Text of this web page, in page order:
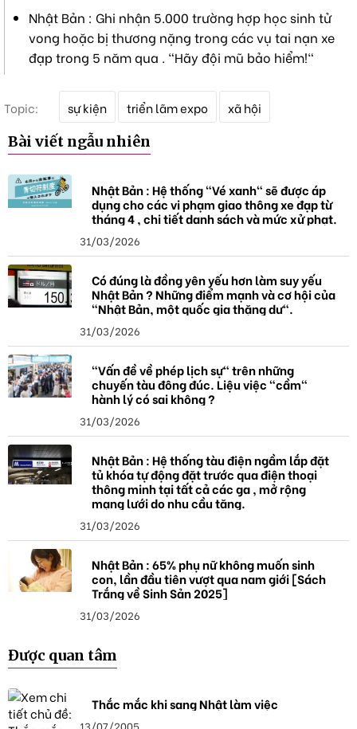
Nhật Bản : Ghi nhận 5.000 trường hợp học sinh tử
vong hoặc bị thương nặng trong các vụ tai nạn xe
đạp trong 5 năm qua . "Hãy đội mũ bảo hiểm!"
Topic:
h
a
sự kiện triển lãm expo xã hội
Bài viết ngẫu nhiên
Nhật Bản : Hệ thống "Vé xanh" sẽ được áp
dụng cho các vi phạm giao thông xe đạp từ
tháng 4 , chi tiết danh sách và mức xử phạt.
31/03/2026
Có đúng là đồng yên yếu hơn làm suy yếu
Nhật Bản ? Những điểm mạnh và cơ hội của
"Nhật Bản, một quốc gia thặng dư".
31/03/2026
"Vấn đề về phép lịch sự" trên những
chuyến tàu đông đúc. Liệu việc "cầm"
hành lý có sai không ?
31/03/2026
Nhật Bản : Hệ thống tàu điện ngầm lắp đặt
tủ khóa tự động đặt trước qua điện thoại
thông minh tại tất cả các ga , mở rộng
mạng lưới do nhu cầu tăng.
31/03/2026
Nhật Bản : 65% phụ nữ không muốn sinh
con, lần đầu tiên vượt qua nam giới [Sách
Trắng về Sinh Sản 2025]
31/03/2026
Được quan tâm
Thắc mắc khi sang Nhật làm việc
13/07/2005